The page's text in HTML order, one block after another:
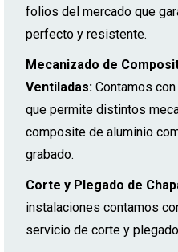
folios del mercado que
perfecto y resistente.
Mecanizado de
Ventiladas: Contamos
que permite distintos
composite de aluminio
grabado.
Corte y Plegado de
instalaciones contamos
servicio de corte y